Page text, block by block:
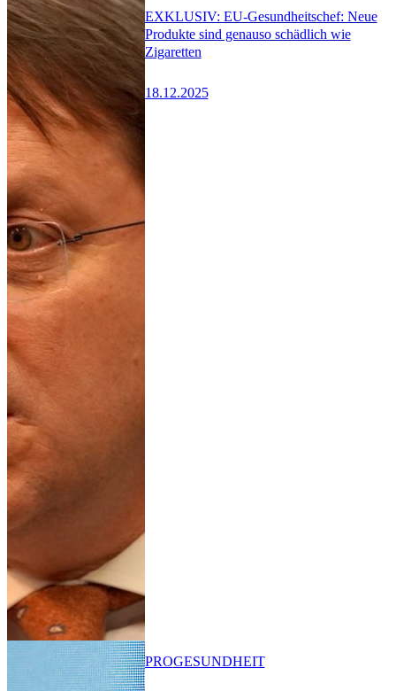
EXKLUSIV: EU-Gesundheitschef: Neue
Produkte sind genauso schädlich wie
Zigaretten
18.12.2025
PROGESUNDHEIT